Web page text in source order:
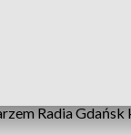
Radia